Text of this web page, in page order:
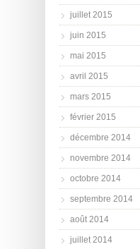
juillet 2015
juin 2015
mai 2015
avril 2015
mars 2015
février 2015
décembre 2014
novembre 2014
octobre 2014
septembre 2014
août 2014
juillet 2014